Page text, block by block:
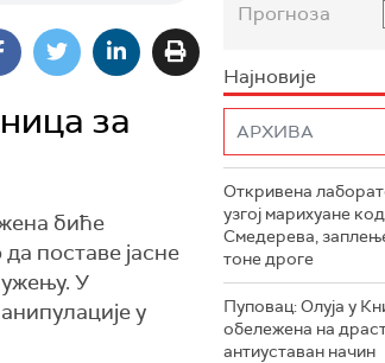
за
биће
поставе јасне
У
у
Прогноза
Најновије
Откривена
узгој марихуане код
Смедерева,
тоне дроге
Пуповац: Олуја у
обележена на
антиуставан начин